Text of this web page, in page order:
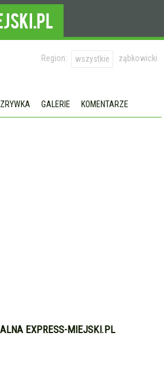
Region: wszystkie ząbkowicki
GALERIE KOMENTARZE
EXPRESS-MIEJSKI.PL